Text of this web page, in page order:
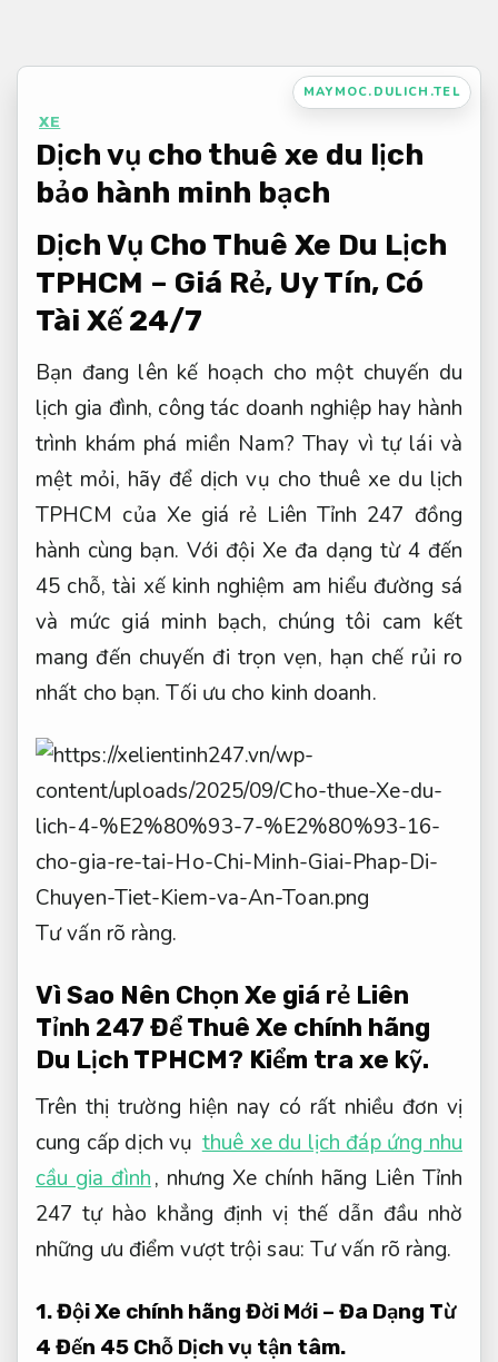
dung
MAYMOC.DULICH.TEL
XE
Dịch vụ cho thuê xe du lịch
bảo hành minh bạch
Dịch Vụ Cho Thuê Xe Du Lịch
TPHCM – Giá Rẻ, Uy Tín, Có
Tài Xế 24/7
Bạn đang lên kế hoạch cho một chuyến du
lịch gia đình, công tác doanh nghiệp hay hành
trình khám phá miền Nam? Thay vì tự lái và
mệt mỏi, hãy để dịch vụ cho thuê xe du lịch
TPHCM của Xe giá rẻ Liên Tỉnh 247 đồng
hành cùng bạn. Với đội Xe đa dạng từ 4 đến
45 chỗ, tài xế kinh nghiệm am hiểu đường sá
và mức giá minh bạch, chúng tôi cam kết
mang đến chuyến đi trọn vẹn, hạn chế rủi ro
nhất cho bạn.Tối ưu cho kinh doanh.
Tư vấn rõ ràng.
Vì Sao Nên Chọn Xe giá rẻ Liên
Tỉnh 247 Để Thuê Xe chính hãng
Du Lịch TPHCM? Kiểm tra xe kỹ.
Trên thị trường hiện nay có rất nhiều đơn vị
cung cấp dịch vụ thuê xe du lịch đáp ứng nhu
cầu gia đình, nhưng Xe chính hãng Liên Tỉnh
247 tự hào khẳng định vị thế dẫn đầu nhờ
những ưu điểm vượt trội sau: Tư vấn rõ ràng.
1. Đội Xe chính hãng Đời Mới – Đa Dạng Từ
4 Đến 45 Chỗ Dịch vụ tận tâm.